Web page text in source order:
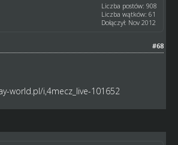
Liczba postów: 908
Liczba wątków: 61
Dołączył: Nov 2012
#68
world.pl/i,4mecz_live-101652